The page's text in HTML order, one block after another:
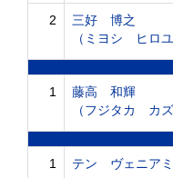
2
三好 博之
（ミヨシ ヒロユ
1
藤高 和輝
（フジタカ カズ
1 テン ヴェニア